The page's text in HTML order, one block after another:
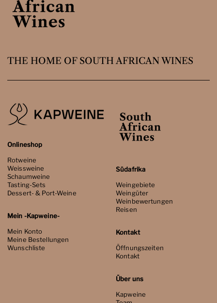
THE HOME OF SOUTH AFRICAN WINES
Onlineshop
Rotweine
Weissweine
Schaumweine
Tasting-Sets
Dessert- & Port-Weine
Mein -Kapweine-
Mein Konto
Meine Bestellungen
Wunschliste
Südafrika
Weingebiete
Weingüter
Weinbewertungen
Reisen
Kontakt
Öffnungszeiten
Kontakt
Über uns
Kapweine